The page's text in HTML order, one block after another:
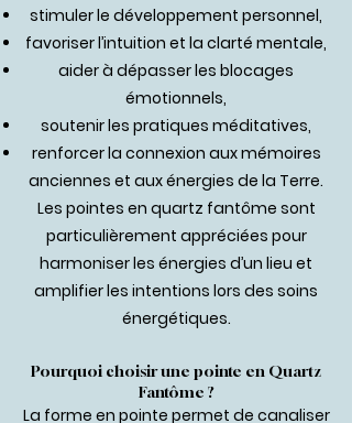
stimuler le développement personnel,
favoriser l’intuition et la clarté mentale,
aider à dépasser les blocages
émotionnels,
soutenir les pratiques méditatives,
renforcer la connexion aux mémoires
anciennes et aux énergies de la Terre.
Les pointes en quartz fantôme sont
particulièrement appréciées pour
harmoniser les énergies d’un lieu et
amplifier les intentions lors des soins
énergétiques.
Pourquoi choisir une pointe en Quartz
Fantôme ?
La forme en pointe permet de canaliser